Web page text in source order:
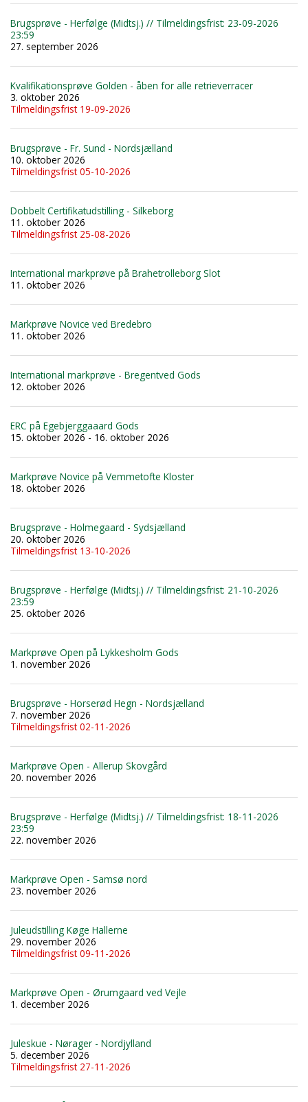
Brugsprøve - Herfølge (Midtsj.) // Tilmeldingsfrist: 23-09-2026
23:59
27. september 2026
Kvalifikationsprøve Golden - åben for alle retrieverracer
3. oktober 2026
Tilmeldingsfrist 19-09-2026
Brugsprøve - Fr. Sund - Nordsjælland
10. oktober 2026
Tilmeldingsfrist 05-10-2026
Dobbelt Certifikatudstilling - Silkeborg
11. oktober 2026
Tilmeldingsfrist 25-08-2026
International markprøve på Brahetrolleborg Slot
11. oktober 2026
Markprøve Novice ved Bredebro
11. oktober 2026
International markprøve - Bregentved Gods
12. oktober 2026
ERC på Egebjerggaaard Gods
15. oktober 2026 - 16. oktober 2026
Markprøve Novice på Vemmetofte Kloster
18. oktober 2026
Brugsprøve - Holmegaard - Sydsjælland
20. oktober 2026
Tilmeldingsfrist 13-10-2026
Brugsprøve - Herfølge (Midtsj.) // Tilmeldingsfrist: 21-10-2026
23:59
25. oktober 2026
Markprøve Open på Lykkesholm Gods
1. november 2026
Brugsprøve - Horserød Hegn - Nordsjælland
7. november 2026
Tilmeldingsfrist 02-11-2026
Markprøve Open - Allerup Skovgård
20. november 2026
Brugsprøve - Herfølge (Midtsj.) // Tilmeldingsfrist: 18-11-2026
23:59
22. november 2026
Markprøve Open - Samsø nord
23. november 2026
Juleudstilling Køge Hallerne
29. november 2026
Tilmeldingsfrist 09-11-2026
Markprøve Open - Ørumgaard ved Vejle
1. december 2026
Juleskue - Nørager - Nordjylland
5. december 2026
Tilmeldingsfrist 27-11-2026